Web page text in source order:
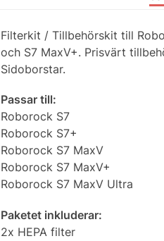
Filterkit / Tillbehörskit till
och S7 MaxV+. Prisvärt
Sidoborstar.
Passar till:
Roborock S7
Roborock S7+
Roborock S7 MaxV
Roborock S7 MaxV+
Roborock S7 MaxV Ultra
Paketet inkluderar:
2x HEPA filter